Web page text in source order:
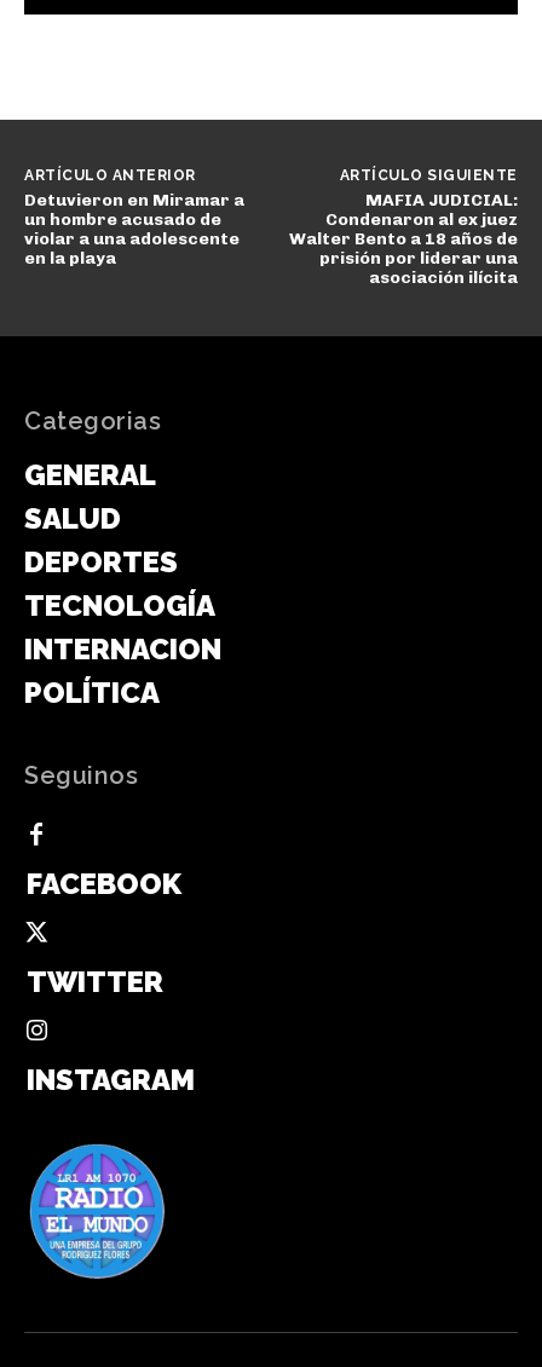
ARTÍCULO ANTERIOR
Detuvieron en Miramar a
un hombre acusado de
violar a una adolescente
en la playa
ARTÍCULO SIGUIENTE
MAFIA JUDICIAL:
Condenaron al ex juez
Walter Bento a 18 años de
prisión por liderar una
asociación ilícita
Categorias
GENERAL
SALUD
DEPORTES
TECNOLOGÍA
INTERNACIONAL
POLÍTICA
Seguinos
FACEBOOK
TWITTER
INSTAGRAM